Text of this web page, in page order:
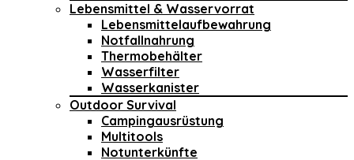
Lebensmittel & Wasservorrat
Lebensmittelaufbewahrung
Notfallnahrung
Thermobehälter
Wasserfilter
Wasserkanister
Outdoor Survival
Campingausrüstung
Multitools
Notunterkünfte